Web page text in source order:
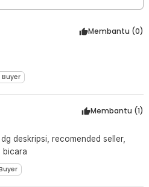
Membantu (0)
Membantu (1)
deskripsi, recomended seller,
bicara